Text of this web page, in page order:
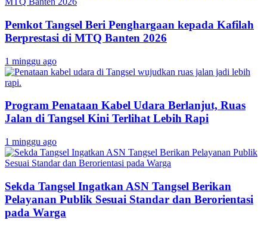
Pemkot Tangsel Beri Penghargaan kepada Kafilah
Berprestasi di MTQ Banten 2026
1 minggu ago
Program Penataan Kabel Udara Berlanjut, Ruas
Jalan di Tangsel Kini Terlihat Lebih Rapi
1 minggu ago
Sekda Tangsel Ingatkan ASN Tangsel Berikan
Pelayanan Publik Sesuai Standar dan Berorientasi
pada Warga